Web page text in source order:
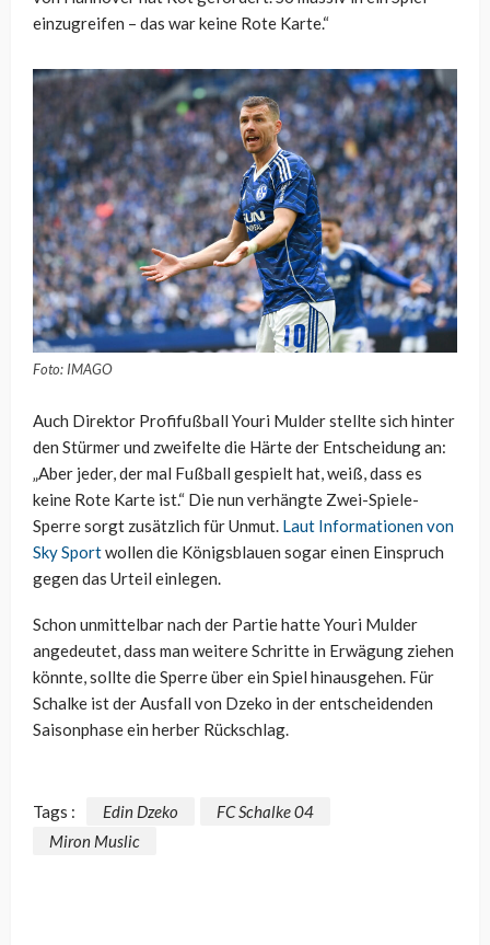
einzugreifen – das war keine Rote Karte.“
Foto: IMAGO
Auch Direktor Profifußball Youri Mulder stellte sich hinter
den Stürmer und zweifelte die Härte der Entscheidung an:
„Aber jeder, der mal Fußball gespielt hat, weiß, dass es
keine Rote Karte ist.“ Die nun verhängte Zwei-Spiele-
Sperre sorgt zusätzlich für Unmut. Laut Informationen von
Sky Sportwollen die Königsblauen sogar einen Einspruch
gegen das Urteil einlegen.
Schon unmittelbar nach der Partie hatte Youri Mulder
angedeutet, dass man weitere Schritte in Erwägung ziehen
könnte, sollte die Sperre über ein Spiel hinausgehen. Für
Schalke ist der Ausfall von Dzeko in der entscheidenden
Saisonphase ein herber Rückschlag.
Tags : Edin Dzeko
FC Schalke 04
Miron Muslic